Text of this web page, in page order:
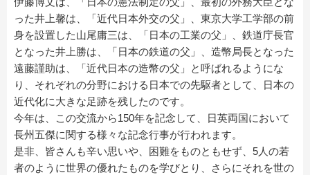
った井上馨は、「近代日本外交の父」、東京大学工学部の前
身を設置した山尾庸三は、「日本の工業の父」、鉄道庁長官
となった井上勝は、「日本の鉄道の父」、造幣局長となった
遠藤謹助は、「近代日本の造幣の父」と呼ばれるようにな
り、それぞれの分野における日本での先駆者として、日本の
近代化に大きな足跡を残したのです。
今年は、この交流から150年を記念して、日英両国において
長州五傑に関する様々な記念行事が行われます。
是非、皆さんも辛い思いや、困難をものともせず、5人の若
者のように世界の優れたものを学びとり、さらにそれを世の